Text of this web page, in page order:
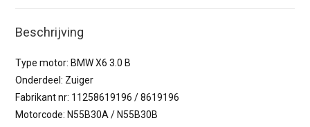
Beschrijving
Type motor: BMW X6 3.0 B
Onderdeel: Zuiger
Fabrikant nr: 11258619196 / 8619196
Motorcode: N55B30A / N55B30B